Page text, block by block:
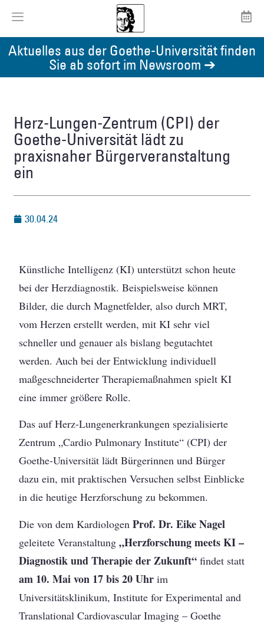
Aktuelles aus der Goethe-Universität finden
Sie ab sofort im Newsroom ➔
Herz-Lungen-Zentrum (CPI) der
Goethe-Universität lädt zu
praxisnaher Bürgerveranstaltung
ein
30.04.24
Künstliche Intelligenz (KI) unterstützt schon heute
bei der Herzdiagnostik. Beispielsweise können
Bilder, die durch Magnetfelder, also durch MRT,
vom Herzen erstellt werden, mit KI sehr viel
schneller und genauer als bislang begutachtet
werden. Auch bei der Entwicklung individuell
maßgeschneiderter Therapiemaßnahmen spielt KI
eine immer größere Rolle.
Das auf Herz-Lungenerkrankungen spezialisierte
Zentrum „Cardio Pulmonary Institute“ (CPI) der
Goethe-Universität lädt Bürgerinnen und Bürger
dazu ein, mit praktischen Versuchen selbst Einblicke
in die heutige Herzforschung zu bekommen.
Die von dem KardiologenProf. Dr. Eike Nagel
geleitete Veranstaltung„Herzforschung meets KI –
Diagnostik und Therapie der Zukunft“ findet statt
am 10. Mai von 17 bis 20 Uhr im
Universitätsklinikum, Institute for Experimental and
Translational Cardiovascular Imaging – Goethe